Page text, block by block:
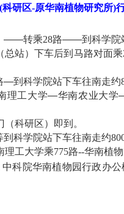
科研区-原华南植物研究所)
——转乘28路——到科学院
站）下车后到马路对面乘
—到科学院站下车往南走约
工大学—华南农业大学
科研区）即到。
到科学院站下车往南走约
理工大学乘775路--华南植
中科院华南植物园行政办公